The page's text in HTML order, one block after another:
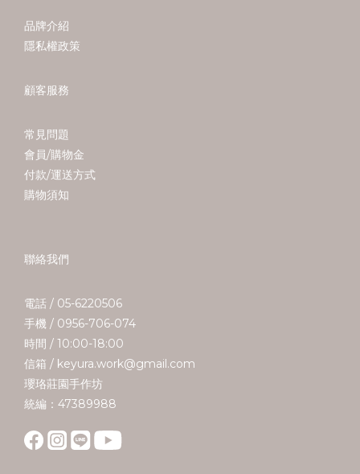
品牌介紹
隱私權政策
顧客服務
常見問題
會員/購物金
付款/運送方式
購物須知
聯絡我們
電話 / 05-6220506
手機 / 0956-706-074
時間 / 10:00-18:00
信箱 / keyura.work@gmail.com
瓔珞莊園手作坊
統編：47389988